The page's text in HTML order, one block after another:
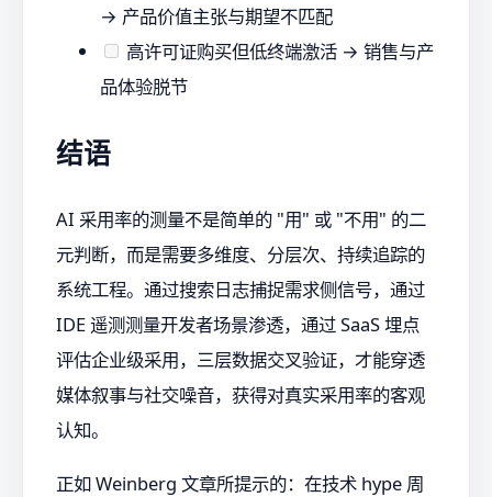
→ 产品价值主张与期望不匹配
高许可证购买但低终端激活 → 销售与产
品体验脱节
结语
AI 采用率的测量不是简单的 "用" 或 "不用" 的二
元判断，而是需要多维度、分层次、持续追踪的
系统工程。通过搜索日志捕捉需求侧信号，通过
IDE 遥测测量开发者场景渗透，通过 SaaS 埋点
评估企业级采用，三层数据交叉验证，才能穿透
媒体叙事与社交噪音，获得对真实采用率的客观
认知。
正如 Weinberg 文章所提示的：在技术 hype 周